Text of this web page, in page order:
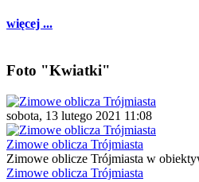
więcej ...
Foto "Kwiatki"
sobota, 13 lutego 2021 11:08
Zimowe oblicza Trójmiasta
Zimowe oblicze Trójmiasta w
Zimowe oblicza Trójmiasta